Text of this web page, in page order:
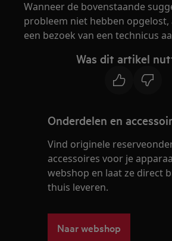
Wanneer de bovenstaande
probleem niet hebben opgelost,
een bezoek van een technicus
Was dit artikel
Onderdelen en
Vind originele
accessoires voor je
webshop en laat ze direct
thuis leveren.
Naar webshop